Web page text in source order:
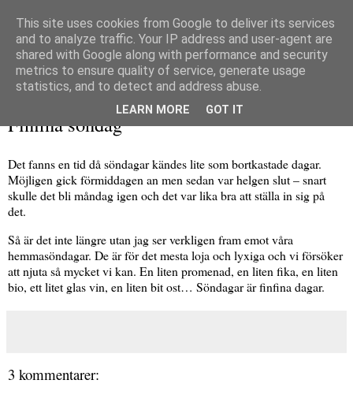
Finfina söndag
Det fanns en tid då söndagar kändes lite som bortkastade dagar.
Möjligen gick förmiddagen an men sedan var helgen slut – snart
skulle det bli måndag igen och det var lika bra att ställa in sig på
det.
Så är det inte längre utan jag ser verkligen fram emot våra
hemmasöndagar. De är för det mesta loja och lyxiga och vi försöker
att njuta så mycket vi kan. En liten promenad, en liten fika, en liten
bio, ett litet glas vin, en liten bit ost… Söndagar är finfina dagar.
3 kommentarer:
This site uses cookies from Google to deliver its services
and to analyze traffic. Your IP address and user-agent are
shared with Google along with performance and security
metrics to ensure quality of service, generate usage
statistics, and to detect and address abuse.
LEARN MORE GOT IT